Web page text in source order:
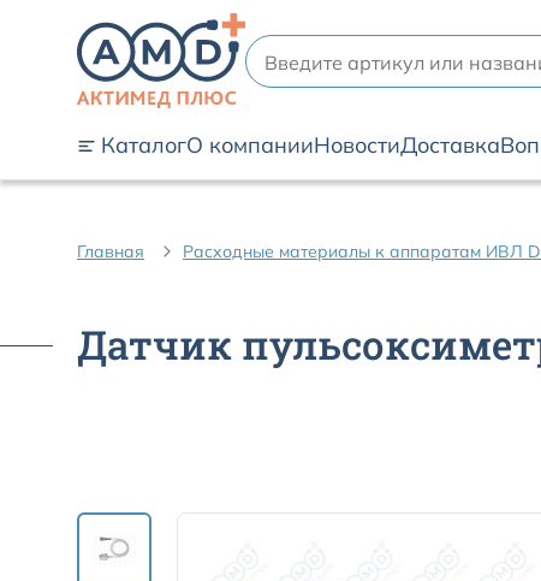
КаталогО компанииНовостиДоставка
Главная Расходные материалы к аппаратам ИВЛ
Датчик